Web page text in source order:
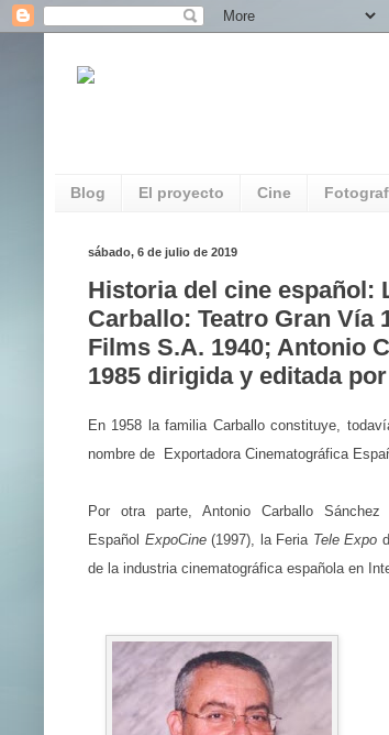
Blog El proyecto Cine
sábado, 6 de julio de 2019
Historia del cine español:
Carballo: Teatro Gran Vía
Films S.A. 1940; Antonio
1985 dirigida y editada
En 1958 la familia Carballo constituye,
nombre de Exportadora Cinematográfica
Por otra parte, Antonio Carballo
Español ExpoCine(1997), la Feria Tele Expo
de la industria cinematográfica española en